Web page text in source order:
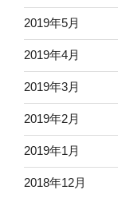
2019年5月
2019年4月
2019年3月
2019年2月
2019年1月
2018年12月